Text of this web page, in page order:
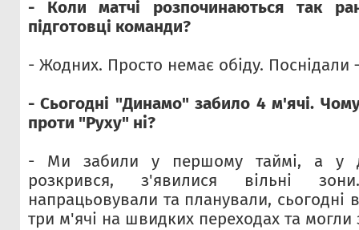
- Коли матчі розпочинаються так
підготовці команди?
- Жодних. Просто немає обіду. Поснідали
- Сьогодні "Динамо" забило 4 м'ячі.
проти "Руху" нi?
- Ми забили у першому таймі, а у
розкрився, з'явилися вільні
напрацьовували та планували,
три м'ячі на швидких переходах та могли